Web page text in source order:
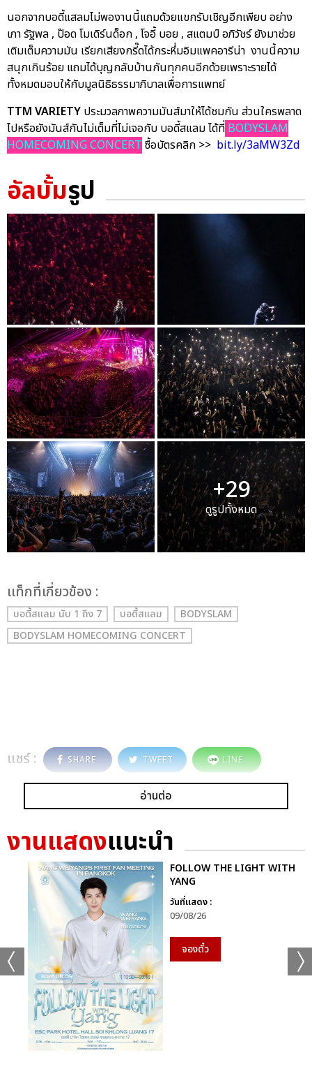
นอกจากบอดี้แสลมไม่พองานนี้แถมด้วยแขกรับเชิญอีกเพียบ อย่าง
เภา รัฐพล , ป๊อด โมเดิร์นด็อก , โจอี้ บอย , สแตมป์ อภิวัชร์ ยังมาช่วย
เติมเต็มความมัน เรียกเสียงกรี๊ดได้กระหึ่มอิมแพคอารีน่า งานนี้ความ
สนุกเกินร้อย แถมได้บุญกลับบ้านกันทุกคนอีกด้วยเพราะรายได้
ทั้งหมดมอบให้กับมูลนิธิธรรมาภิบาลเพื่อการแพทย์
TTM VARIETY ประมวลภาพความมันส์มาให้ได้ชมกัน ส่วนใครพลาด
ไปหรือยังมันส์กันไม่เต็มที่ไม่เจอกับ บอดี้สแลม ได้ที่ BODYSLAM
HOMECOMING CONCERT ซื้อบัตรคลิก >> bit.ly/3aMW3Zd
อัลบั้มรูป
+29
ดูรูปทั้งหมด
เเท็กที่เกี่ยวข้อง :
บอดี้สแลม นับ 1 ถึง 7 บอดี้สแลม
BODYSLAM
BODYSLAM HOMECOMING CONCERT
แชร์ : SHARE TWEET LINE
อ่านต่อ
งานแสดงแนะนำ
FOLLOW THE LIGHT WITH
YANG
วันที่แสดง :
09/08/26
จองตั๋ว